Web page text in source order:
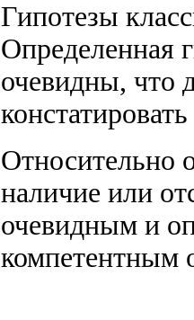
Гипотезы
Определенная
очевидны, что
Относительно
наличие или
очевидным и
компетентным